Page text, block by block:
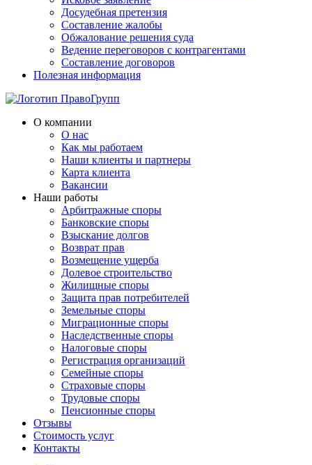
Досудебная претензия
Составление жалобы
Обжалование решения суда
Ведение переговоров с контрагентами
Составление договоров
Полезная информация
О компании
О нас
Как мы работаем
Наши клиенты и партнеры
Карта клиента
Вакансии
Наши работы
Арбитражные споры
Банковские споры
Взыскание долгов
Возврат прав
Возмещение ущерба
Долевое строительство
Жилищные споры
Защита прав потребителей
Земельные споры
Миграционные споры
Наследственные споры
Налоговые споры
Регистрация организаций
Семейные споры
Страховые споры
Трудовые споры
Пенсионные споры
Отзывы
Стоимость услуг
Контакты